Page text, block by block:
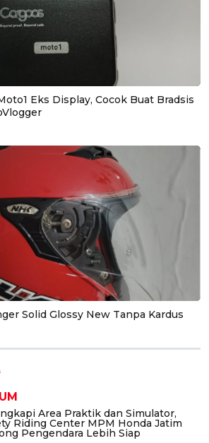
Eks Display, Cocok Buat Bradsis
Solid Glossy New Tanpa Kardus
Area Praktik dan Simulator,
Riding Center MPM Honda Jatim
Pengendara Lebih Siap